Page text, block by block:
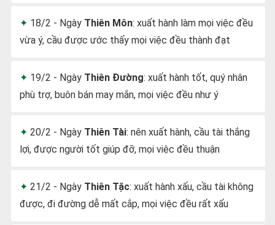
18/2 - Ngày Thiên Môn: xuất hành làm mọi việc đều
vừa ý, cầu được ước thấy mọi việc đều thành đạt
19/2 - Ngày Thiên Đường: xuất hành tốt, quý nhân
phù trợ, buôn bán may mắn, mọi việc đều như ý
20/2 - Ngày Thiên Tài: nên xuất hành, cầu tài thắng
lợi, được người tốt giúp đỡ, mọi việc đều thuận
21/2 - Ngày Thiên Tặc: xuất hành xấu, cầu tài không
được, đi đường dễ mất cắp, mọi việc đều rất xấu